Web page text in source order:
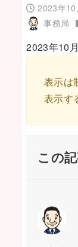
投稿日
2023年10
著
者
事務局
2023年10
表示は
表示す
この